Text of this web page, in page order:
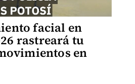
facial en
rastreará tu
en